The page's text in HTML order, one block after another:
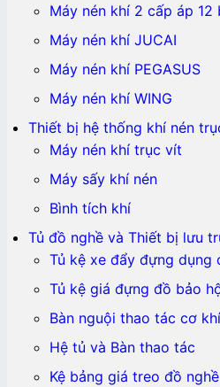
Máy nén khí 2 cấp áp 12
Máy nén khí JUCAI
Máy nén khí PEGASUS
Máy nén khí WING
Thiết bị hệ thống khí nén
Máy nén khí trục vít
Máy sấy khí nén
Bình tích khí
Tủ đồ nghề và Thiết bị lưu
Tủ kệ xe đẩy đựng dụng
Tủ kệ giá đựng đồ bảo
Bàn nguội thao tác cơ khí
Hệ tủ và Bàn thao tác
Kệ bảng giá treo đồ nghề